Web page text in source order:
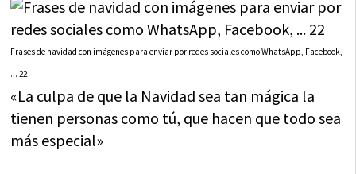
Frases de navidad con imágenes para enviar por redes sociales como WhatsApp, Facebook,
... 22
«La culpa de que la Navidad sea tan mágica la
tienen personas como tú, que hacen que todo sea
más especial»